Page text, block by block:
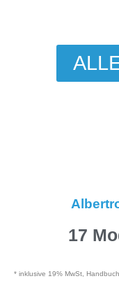
17
* inklusive 19% MwSt,